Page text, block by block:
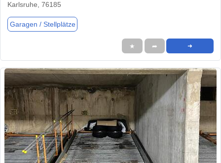
Karlsruhe, 76185
Garagen / Stellplätze
★ ➦ ➜